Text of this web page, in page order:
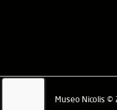
Museo Nicolis ©